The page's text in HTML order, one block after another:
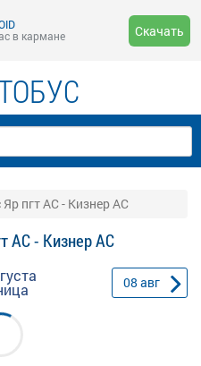
в кармане
Скачать
Яр пгт АС - Кизнер АС
АС - Кизнер АС
08 авг